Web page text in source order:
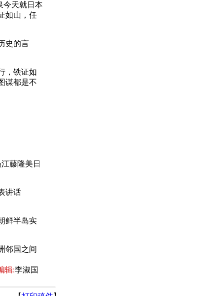
天就日本
如山，任
史的言
，铁证如
谋都是不
藤隆美日
讲话
鲜半岛实
邻国之间
辑:李淑国